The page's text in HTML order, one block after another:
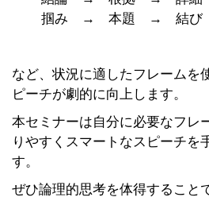
掴み → 本題 → 結び
など、状況に適したフレームを
ピーチが劇的に向上します。
本セミナーは自分に必要なフレ
りやすくスマートなスピーチを
す。
ぜひ論理的思考を体得すること